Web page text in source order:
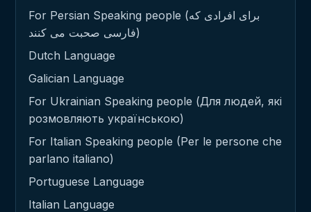
For Persian Speaking people (برای افرادی که
فارسی صحبت می کنند)
Dutch Language
Galician Language
For Ukrainian Speaking people (Для людей, які
розмовляють українською)
For Italian Speaking people (Per le persone che
parlano italiano)
Portuguese Language
Italian Language